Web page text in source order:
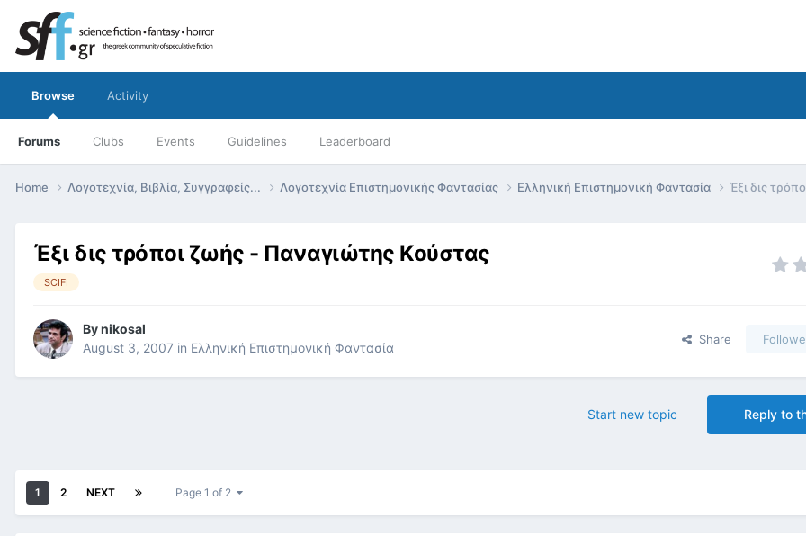
Browse
Forums Clubs Events Guidelines Leaderboard
Activity
Home Λογοτεχνία, Βιβλία, Συγγραφείς... Λογοτεχνία Επιστημονικής Φαντασίας Ελληνική Επιστημονική Φαντασία Έξι δις
Έξι δις τρόποι ζωής - Παναγιώτης Κούστας
SCIFI
Bynikosal
August 3, 2007 in Ελληνική Επιστημονική Φαντασία
Share
Reply to
Start new topic
1 2 NEXT Page 1 of 2